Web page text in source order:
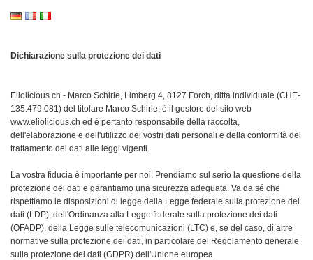
Dichiarazione sulla protezione dei dati
Eliolicious.ch - Marco Schirle, Limberg 4, 8127 Forch, ditta individuale (CHE-
135.479.081) del titolare Marco Schirle, è il gestore del sito web
www.eliolicious.ch ed è pertanto responsabile della raccolta,
dell'elaborazione e dell'utilizzo dei vostri dati personali e della conformità del
trattamento dei dati alle leggi vigenti.
La vostra fiducia è importante per noi. Prendiamo sul serio la questione della
protezione dei dati e garantiamo una sicurezza adeguata. Va da sé che
rispettiamo le disposizioni di legge della Legge federale sulla protezione dei
dati (LDP), dell'Ordinanza alla Legge federale sulla protezione dei dati
(OFADP), della Legge sulle telecomunicazioni (LTC) e, se del caso, di altre
normative sulla protezione dei dati, in particolare del Regolamento generale
sulla protezione dei dati (GDPR) dell'Unione europea.